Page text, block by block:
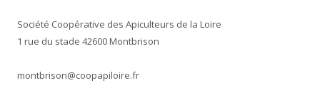
Société Coopérative des Apiculteurs de la Loire
1 rue du stade 42600 Montbrison
montbrison@coopapiloire.fr